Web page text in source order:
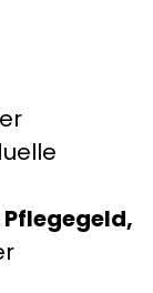
Pflegegeld,